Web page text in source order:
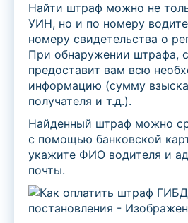
Найти штраф можно не
УИН, но и по номеру
номеру свидетельства о
При обнаружении штрафа,
предоставит вам всю
информацию (сумму
получателя и т.д.).
Найденный штраф можно
с помощью банковской
укажите ФИО водителя и
почты.